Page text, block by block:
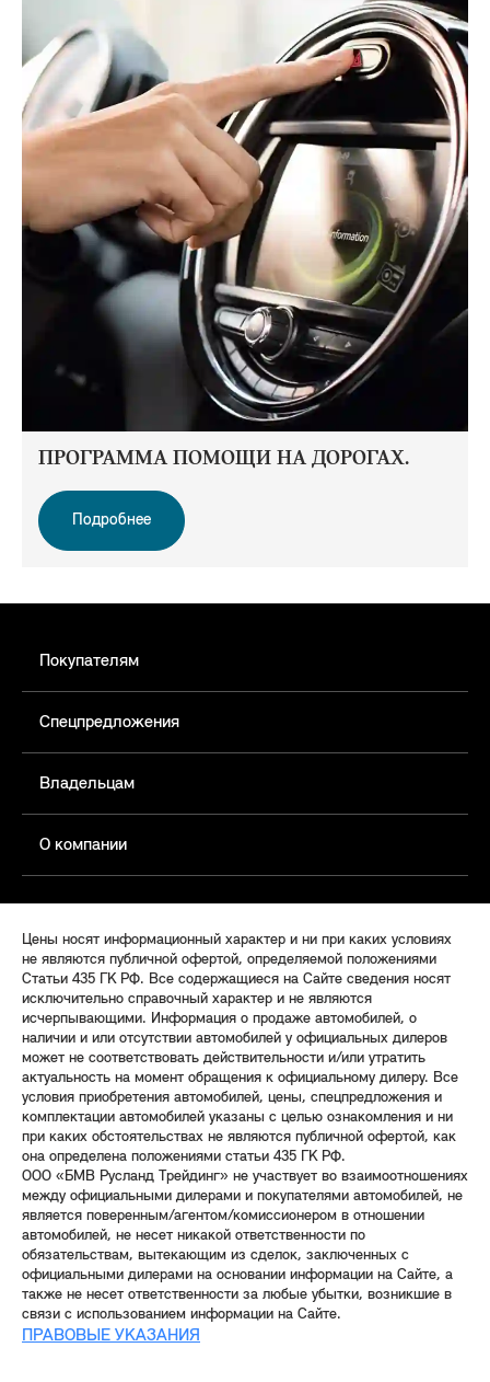
ПРОГРАММА ПОМОЩИ НА ДОРОГАХ.
Подробнее
Покупателям
Спецпредложения
Владельцам
О компании
Цены носят информационный характер и ни при каких условиях
не являются публичной офертой, определяемой положениями
Статьи 435 ГК РФ. Все содержащиеся на Сайте сведения носят
исключительно справочный характер и не являются
исчерпывающими. Информация о продаже автомобилей, о
наличии и или отсутствии автомобилей у официальных дилеров
может не соответствовать действительности и/или утратить
актуальность на момент обращения к официальному дилеру. Все
условия приобретения автомобилей, цены, спецпредложения и
комплектации автомобилей указаны с целью ознакомления и ни
при каких обстоятельствах не являются публичной офертой, как
она определена положениями статьи 435 ГК РФ.
ООО «БМВ Русланд Трейдинг» не участвует во взаимоотношениях
между официальными дилерами и покупателями автомобилей, не
является поверенным/агентом/комиссионером в отношении
автомобилей, не несет никакой ответственности по
обязательствам, вытекающим из сделок, заключенных с
официальными дилерами на основании информации на Сайте, а
также не несет ответственности за любые убытки, возникшие в
связи с использованием информации на Сайте.
ПРАВОВЫЕ УКАЗАНИЯ